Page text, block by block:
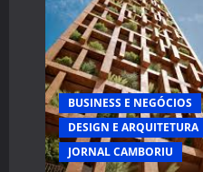
BUSINESS E NEGÓCIOS
DESIGN E ARQUITETURA
JORNAL CAMBORIU